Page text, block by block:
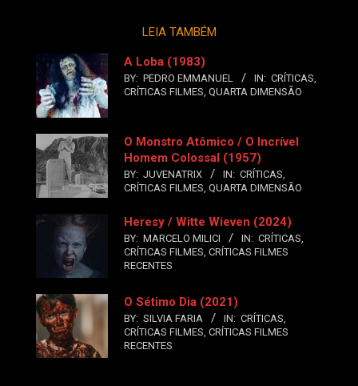
LEIA TAMBÉM
A Loba (1983)
BY: PEDRO EMMANUEL IN: CRÍTICAS,
CRÍTICAS FILMES, QUARTA DIMENSÃO
O Monstro Atômico / O Incrível
Homem Colossal (1957)
BY: JUVENATRIX IN: CRÍTICAS,
CRÍTICAS FILMES, QUARTA DIMENSÃO
Heresy / Witte Wieven (2024)
BY: MARCELO MILICI IN: CRÍTICAS,
CRÍTICAS FILMES, CRÍTICAS FILMES
RECENTES
O Sétimo Dia (2021)
BY: SILVIA FARIA IN: CRÍTICAS,
CRÍTICAS FILMES, CRÍTICAS FILMES
RECENTES